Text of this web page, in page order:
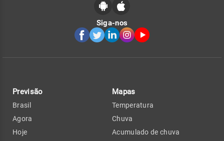
Siga-nos
Previsão
Brasil
Agora
Hoje
Mapas
Temperatura
Chuva
Acumulado de chuva